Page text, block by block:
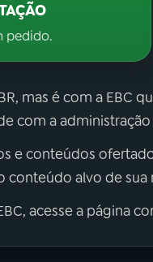
pedido.
mas é com a EBC
com a
e conteúdos
conteúdo alvo de sua
acesse a página